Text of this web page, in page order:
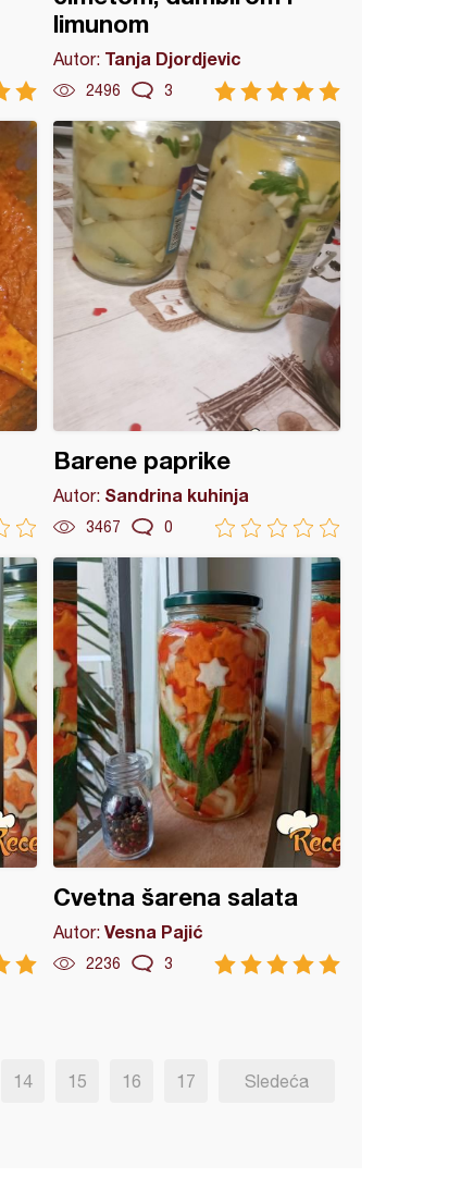
limunom
Autor: Tanja Djordjevic
2496 3
Barene paprike
Autor: Sandrina kuhinja
3467 0
Cvetna šarena salata
Autor:Vesna Pajić
2236 3
14 15 16 17 Sledeća